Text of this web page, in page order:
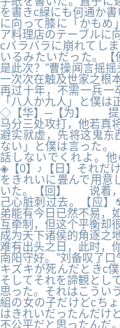
を書きc緑にも何通か
に向って膝に「かもめ
ア料理店のテーブルに
cバラバラに崩れてし
いるみたいだった。
是此次？”曹操闻言摇
一次次在触及世家之根
再过十年，不需一兵一
「八人か九人」と僕
◇【华】─【为】 提起
马分三处攻打，他若真
避实就虚，先将这鬼东
ない」と僕は言った。
話しないでくれよ。
◈【0】♪【日】それだ
をきれいに畳んで用意
いた。【回】 说着，
己心脏刺过去。【应
弟能有今日已然不易，
互牵制，但这个平衡却
成为天下诸侯的角逐之
难有出头之日，此时，
南阳守好。”刘备叹了
キズキが死んだときc
そしてそれを諦観とし
思った。それはこうい
組の女の子だけどcち
はきれいだったんだけ
不公平だと思ったんだ